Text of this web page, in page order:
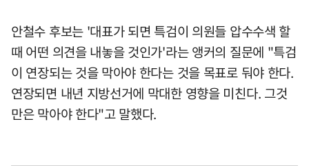
안철수 후보는 '대표가 되면 특검이 의원들 압수수색 할
때 어떤 의견을 내놓을 것인가'라는 앵커의 질문에 "특검
이 연장되는 것을 막아야 한다는 것을 목표로 둬야 한다.
연장되면 내년 지방선거에 막대한 영향을 미친다. 그것
만은 막아야 한다"고 말했다.